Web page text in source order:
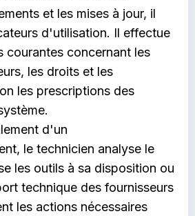
et les mises à jour, il
d'utilisation. Il effectue
courantes concernant les
les droits et les
les prescriptions des
d'un
le technicien analyse le
les outils à sa disposition ou
technique des fournisseurs
les actions nécessaires